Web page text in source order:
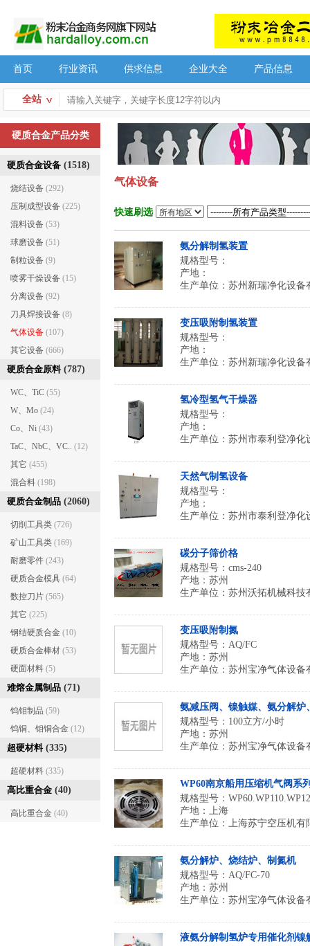
首页 行业资讯 供求信息 企业大全 产品信息
全站
硬质合金产品分类
硬质合金设备 (1518)
烧结设备 (292)
压制成型设备 (225)
混料设备 (53)
球磨设备 (51)
制粒设备 (9)
喷雾干燥设备 (15)
分离设备 (92)
刀具焊接设备 (8)
气体设备 (107)
其它设备 (666)
硬质合金原料(787)
WC、TiC (55)
W、Mo (24)
Co、Ni (43)
TaC、NbC、VC.. (12)
其它 (455)
混合料 (198)
硬质合金制品 (2060)
切削工具类 (726)
矿山工具类 (169)
耐磨零件 (243)
硬质合金模具 (64)
数控刀片 (565)
其它 (225)
钢结硬质合金 (10)
硬质合金棒材 (53)
硬面材料 (5)
难熔金属制品 (71)
钨钼制品 (59)
钨铜、钼铜合金 (12)
超硬材料(335)
超硬材料 (335)
高比重合金 (40)
高比重合金 (40)
气体设备
快速刷选
氨分解制氢装置
规格型号：
产地：
生产单位： 苏州新瑞净化设备
变压吸附制氢装置
规格型号：
产地：
生产单位： 苏州新瑞净化设备
氢冷型氢气干燥器
规格型号：
产地：
生产单位： 苏州市泰利登净化
天然气制氢设备
规格型号：
产地：
生产单位： 苏州市泰利登净化
碳分子筛价格
规格型号：cms-240
产地：苏州
生产单位： 苏州沃拓机械科技
变压吸附制氮
规格型号：AQ/FC
产地：苏州
生产单位： 苏州宝净气体设备
规格型号：100立方/小时
产地：苏州
生产单位： 苏州宝净气体设备
WP60南京船用压缩机气阀系
产地：上海
生产单位： 上海苏宁空压机有
氨分解炉、烧结炉、制氮机
规格型号：AQ/FC-70
产地：苏州
生产单位： 苏州宝净气体设备
液氨分解制氢炉专用催化剂镍